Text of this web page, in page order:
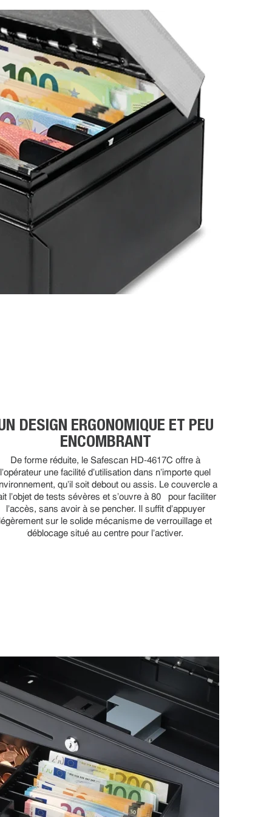
DESIGN ERGONOMIQUE ET PEU
ENCOMBRANT
De forme réduite, le Safescan HD-4617C offre à
l'opérateur une facilité d’utilisation dans n'importe quel
qu’il soit debout ou assis. Le couvercle a
l'objet de tests sévères et s'ouvre à 80° pour faciliter
l'accès, sans avoir à se pencher. Il suffit d'appuyer
sur le solide mécanisme de verrouillage et
déblocage situé au centre pour l'activer.